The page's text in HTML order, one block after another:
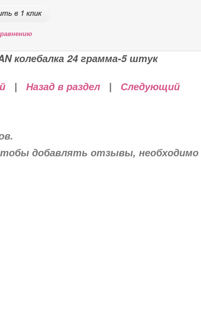
колебалка 24 грамма-5 штук
| Назад в раздел| Следующий
добавлять отзывы, необходимо